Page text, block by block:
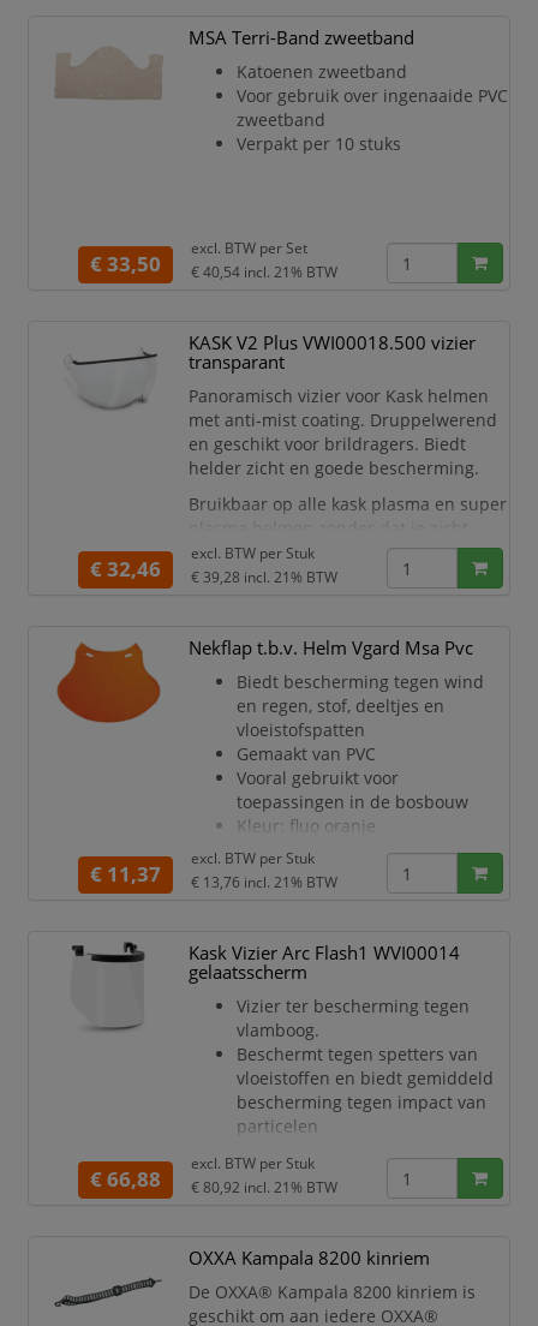
Elastiek rond de nek en het
gezicht
Antistatisch behandeld
One size fits all
Verpakt per 100 stuks
Kleur: wit
MSA Terri-Band zweetband
Katoenen zweetband
Voor gebruik over ingenaaide PVC
zweetband
Verpakt per 10 stuks
€ 33,50
excl. BTW per Set
€ 40,54 incl. 21% BTW
KASK V2 Plus VWI00018.500 vizier
transparant
Panoramisch vizier voor Kask helmen
met anti-mist coating. Druppelwerend
en geschikt voor brildragers. Biedt
helder zicht en goede bescherming.
Bruikbaar op alle kask plasma en super
wordt ontnomen. Overal waar je kijkt
ben je beschermd, met of zonder een
bestendigheid tegen druppels. Hoge of
lage temperaturen zijn ook geen
tegenslag vo
€ 32,46
excl. BTW per Stuk
€ 39,28 incl. 21% BTW
Nekflap t.b.v. Helm Vgard Msa Pvc
Biedt bescherming tegen wind
en regen, stof, deeltjes en
vloeistofspatten
Gemaakt van PVC
Vooral gebruikt voor
toepassingen in de bosbouw
Kleur: fluo oranje
€ 11,37
excl. BTW per Stuk
€ 13,76 incl. 21% BTW
Kask Vizier Arc Flash1 WVI00014
gelaatsscherm
Vizier ter bescherming tegen
vlamboog.
Beschermt tegen spetters van
vloeistoffen en biedt gemiddeld
bescherming tegen impact van
particelen
€ 66,88
excl. BTW per Stuk
€ 80,92 incl. 21% BTW
OXXA Kampala 8200 kinriem
De OXXA® Kampala 8200 kinriem is
geschikt om aan iedere OXXA®